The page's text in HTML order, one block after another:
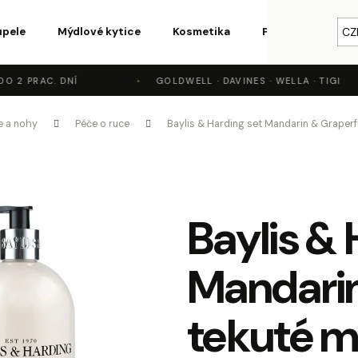
Mýdlové kytice Kosmetika Parfémy a vůně
2 PRAC. DNÍ GOLDWELL · DAVINES · WELLA · TIGI
a nohy Péče o ruce Baylis & Harding set Mandarin &
Baylis &
tekuté
potřebujete najít?